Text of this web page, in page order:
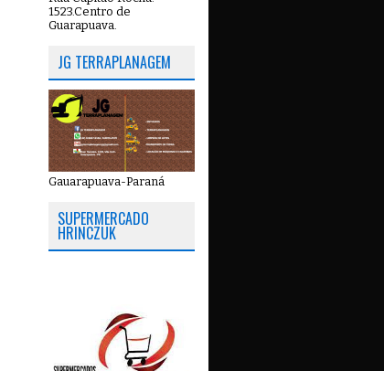
1523.Centro de
Guarapuava.
JG TERRAPLANAGEM
Gauarapuava-Paraná
SUPERMERCADO
HRINCZUK